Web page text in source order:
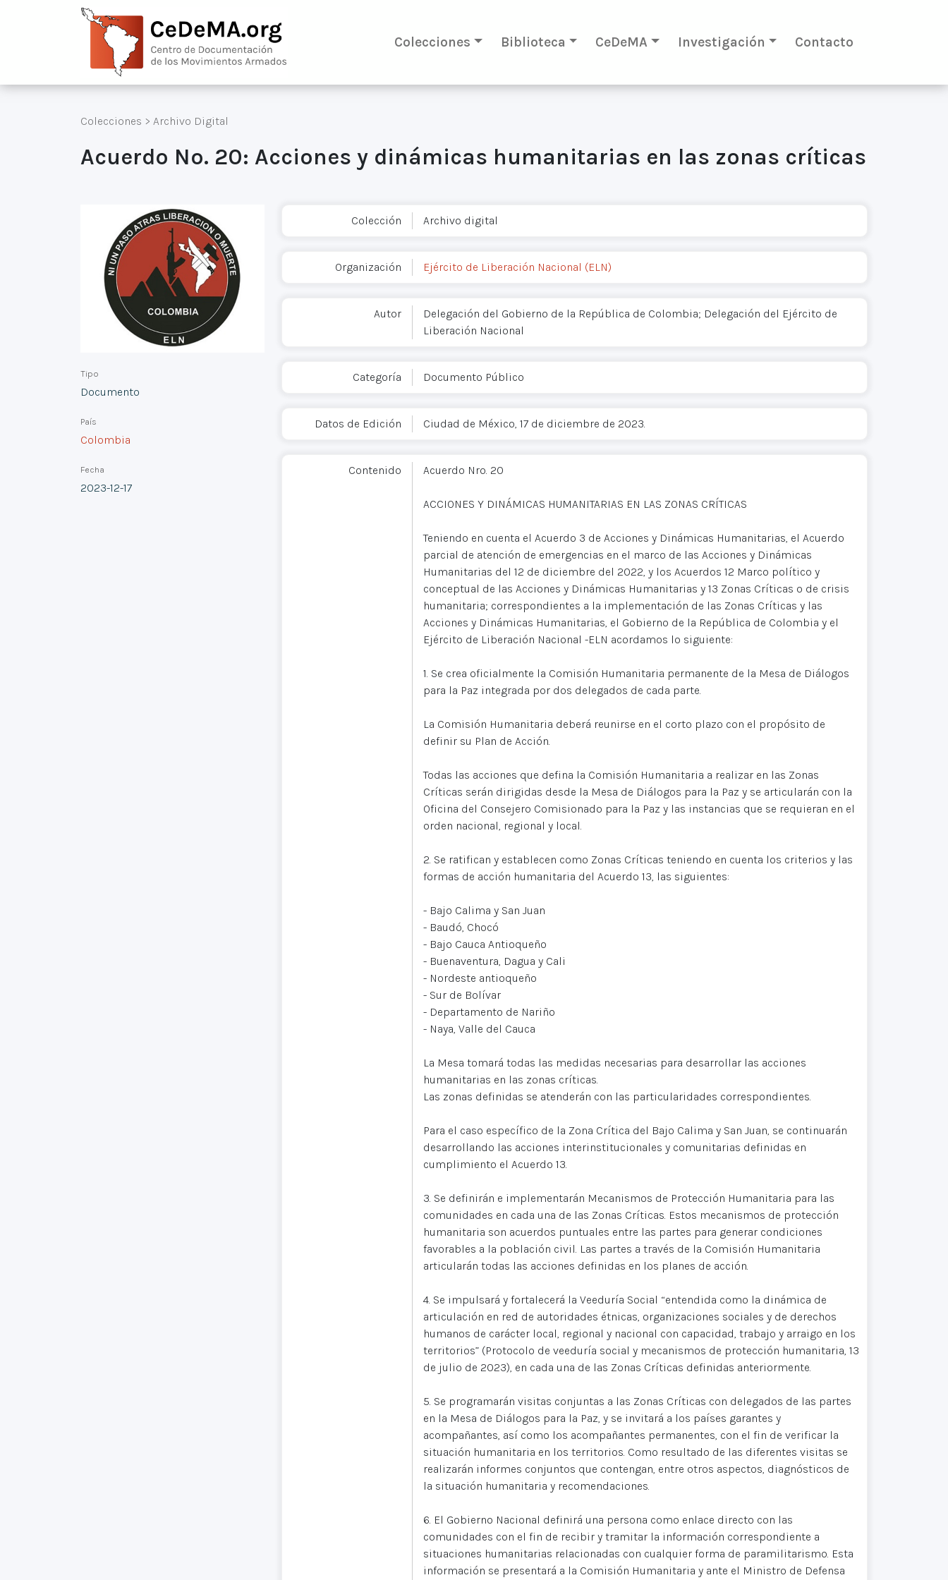
Colecciones Biblioteca CeDeMA Investigación Contacto
Colecciones > Archivo Digital
Acuerdo No. 20: Acciones y dinámicas humanitarias en las zonas críticas
Tipo
Documento
País
Colombia
Fecha
2023-12-17
Colección Archivo digital
Organización Ejército de Liberación Nacional (ELN)
Autor
Delegación del Gobierno de la República de Colombia; Delegación del Ejército de
Liberación Nacional
Categoría Documento Público
Datos de Edición Ciudad de México, 17 de diciembre de 2023.
Contenido Acuerdo Nro. 20
ACCIONES Y DINÁMICAS HUMANITARIAS EN LAS ZONAS CRÍTICAS
Teniendo en cuenta el Acuerdo 3 de Acciones y Dinámicas Humanitarias, el Acuerdo
parcial de atención de emergencias en el marco de las Acciones y Dinámicas
Humanitarias del 12 de diciembre del 2022, y los Acuerdos 12 Marco político y
conceptual de las Acciones y Dinámicas Humanitarias y 13 Zonas Críticas o de crisis
humanitaria; correspondientes a la implementación de las Zonas Críticas y las
Acciones y Dinámicas Humanitarias, el Gobierno de la República de Colombia y el
Ejército de Liberación Nacional -ELN acordamos lo siguiente:
1. Se crea oficialmente la Comisión Humanitaria permanente de la Mesa de Diálogos
para la Paz integrada por dos delegados de cada parte.
La Comisión Humanitaria deberá reunirse en el corto plazo con el propósito de
definir su Plan de Acción.
Todas las acciones que defina la Comisión Humanitaria a realizar en las Zonas
Críticas serán dirigidas desde la Mesa de Diálogos para la Paz y se articularán con la
Oficina del Consejero Comisionado para la Paz y las instancias que se requieran en el
orden nacional, regional y local.
2. Se ratifican y establecen como Zonas Críticas teniendo en cuenta los criterios y las
formas de acción humanitaria del Acuerdo 13, las siguientes:
- Bajo Calima y San Juan
- Baudó, Chocó
- Bajo Cauca Antioqueño
- Buenaventura, Dagua y Cali
- Nordeste antioqueño
- Sur de Bolívar
- Departamento de Nariño
- Naya, Valle del Cauca
La Mesa tomará todas las medidas necesarias para desarrollar las acciones
humanitarias en las zonas críticas.
Las zonas definidas se atenderán con las particularidades correspondientes.
Para el caso específico de la Zona Crítica del Bajo Calima y San Juan, se continuarán
desarrollando las acciones interinstitucionales y comunitarias definidas en
cumplimiento el Acuerdo 13.
3. Se definirán e implementarán Mecanismos de Protección Humanitaria para las
comunidades en cada una de las Zonas Críticas. Estos mecanismos de protección
humanitaria son acuerdos puntuales entre las partes para generar condiciones
favorables a la población civil. Las partes a través de la Comisión Humanitaria
articularán todas las acciones definidas en los planes de acción.
4. Se impulsará y fortalecerá la Veeduría Social “entendida como la dinámica de
articulación en red de autoridades étnicas, organizaciones sociales y de derechos
humanos de carácter local, regional y nacional con capacidad, trabajo y arraigo en los
territorios” (Protocolo de veeduría social y mecanismos de protección humanitaria, 13
de julio de 2023), en cada una de las Zonas Críticas definidas anteriormente.
5. Se programarán visitas conjuntas a las Zonas Críticas con delegados de las partes
en la Mesa de Diálogos para la Paz, y se invitará a los países garantes y
acompañantes, así como los acompañantes permanentes, con el fin de verificar la
situación humanitaria en los territorios. Como resultado de las diferentes visitas se
realizarán informes conjuntos que contengan, entre otros aspectos, diagnósticos de
la situación humanitaria y recomendaciones.
6. El Gobierno Nacional definirá una persona como enlace directo con las
comunidades con el fin de recibir y tramitar la información correspondiente a
situaciones humanitarias relacionadas con cualquier forma de paramilitarismo. Esta
información se presentará a la Comisión Humanitaria y ante el Ministro de Defensa